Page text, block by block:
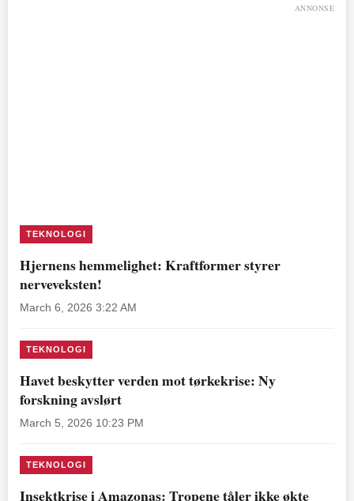
ANNONSE
TEKNOLOGI
Hjernens hemmelighet: Kraftformer styrer
nerveveksten!
March 6, 2026 3:22 AM
TEKNOLOGI
Havet beskytter verden mot tørkekrise: Ny
forskning avslørt
March 5, 2026 10:23 PM
TEKNOLOGI
Insektkrise i Amazonas: Tropene tåler ikke økte